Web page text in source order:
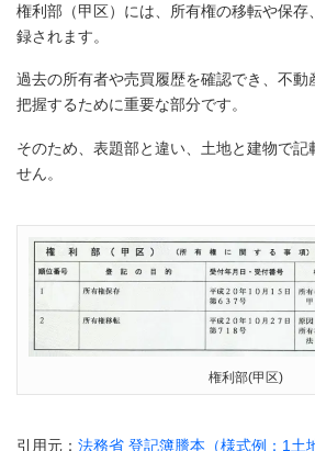
権利部（甲区）には、所有権の移転や保存
録されます。
過去の所有者や売買履歴を確認でき、不動
把握するために重要な部分です。
そのため、表題部と違い、土地と建物で記
せん。
権利部(甲区)
引用元： 法務省 登記簿謄本（様式例：1土